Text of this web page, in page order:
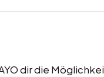
dir die